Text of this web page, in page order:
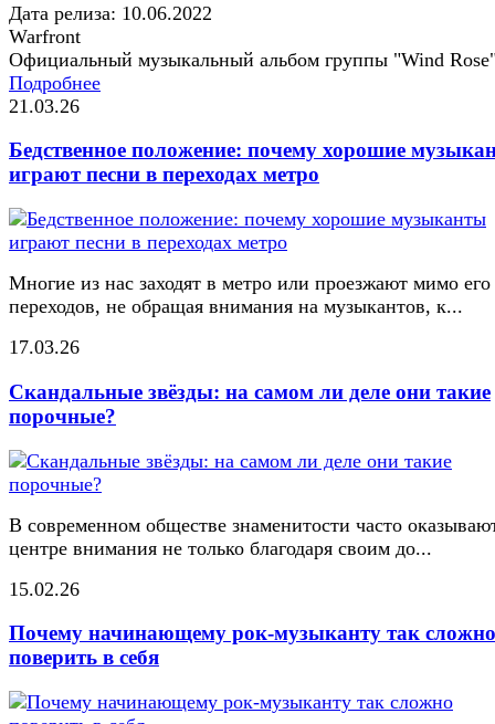
Дата релиза: 10.06.2022
Warfront
Официальный музыкальный альбом группы "Wind
Подробнее
21.03.26
Бедственное положение: почему хорошие
играют песни в переходах метро
Многие из нас заходят в метро или проезжают мимо его
переходов, не обращая внимания на музыкантов, к...
17.03.26
Скандальные звёзды: на самом ли деле они такие
порочные?
В современном обществе знаменитости часто
центре внимания не только благодаря своим до...
15.02.26
Почему начинающему рок-музыканту так сложно
поверить в себя